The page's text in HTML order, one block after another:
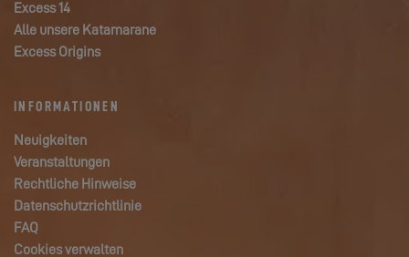
Excess 14
Alle unsere Katamarane
Excess Origins
INFORMATIONEN
Neuigkeiten
Veranstaltungen
Rechtliche Hinweise
Datenschutzrichtlinie
FAQ
Cookies verwalten